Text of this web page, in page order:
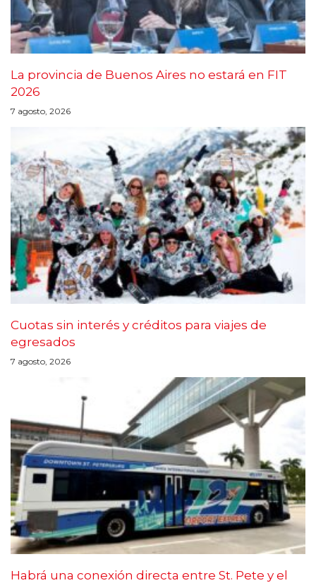
La provincia de Buenos Aires no estará en FIT
2026
7 agosto, 2026
Cuotas sin interés y créditos para viajes de
egresados
7 agosto, 2026
Habrá una conexión directa entre St. Pete y el